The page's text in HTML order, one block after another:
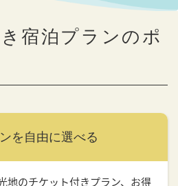
宿泊プランのポ
を 自由に選べる
地のチケット付きプラン、お得